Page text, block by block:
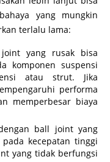
yang mungkin
terlalu lama:
yang rusak bisa
komponen suspensi
atau strut. Jika
performa
memperbesar biaya
ball joint yang
kecepatan tinggi
yang tidak berfungsi